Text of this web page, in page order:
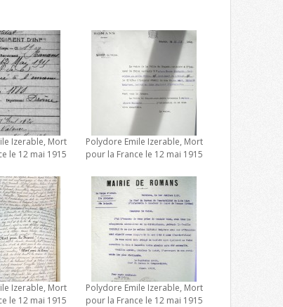
Izerable, Mort
le 12 mai 1915
Polydore Emile Izerable, Mort
pour la France le 12 mai 1915
Izerable, Mort
le 12 mai 1915
Polydore Emile Izerable, Mort
pour la France le 12 mai 1915